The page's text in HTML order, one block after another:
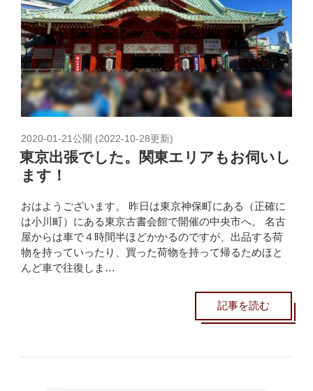
2020-01-21公開 (2022-10-28更新)
東京出張でした。関東エリアもお伺いし
ます！
おはようございます。 昨日は東京神保町にある（正確に
は小川町）にある東京古書会館で開催の中央市へ。 名古
屋からは車で４時間半ほどかかるのですが、出品する荷
物を持っていったり、買った荷物を持って帰るためほと
んど車で往復しま…
記事を読む